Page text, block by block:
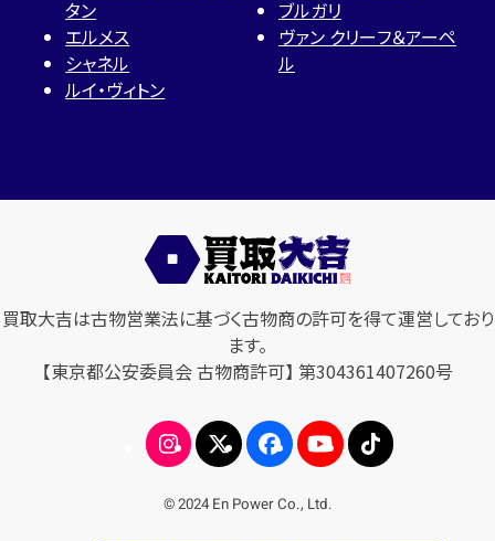
タン
エルメス
シャネル
ルイ・ヴィトン
ブルガリ
ヴァン クリーフ＆アーペ
ル
買取大吉は古物営業法に基づく古物商の許可を得て運営しており
ます。
【東京都公安委員会 古物商許可】 第304361407260号
© 2024 En Power Co., Ltd.